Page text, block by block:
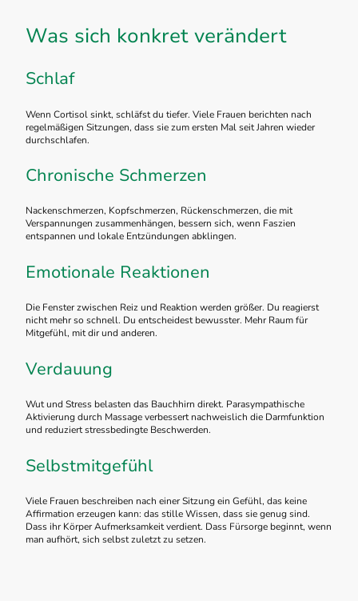
Was sich konkret verändert
Schlaf
Wenn Cortisol sinkt, schläfst du tiefer. Viele Frauen berichten nach
regelmäßigen Sitzungen, dass sie zum ersten Mal seit Jahren wieder
durchschlafen.
Chronische Schmerzen
Nackenschmerzen, Kopfschmerzen, Rückenschmerzen, die mit
Verspannungen zusammenhängen, bessern sich, wenn Faszien
entspannen und lokale Entzündungen abklingen.
Emotionale Reaktionen
Die Fenster zwischen Reiz und Reaktion werden größer. Du reagierst
nicht mehr so schnell. Du entscheidest bewusster. Mehr Raum für
Mitgefühl, mit dir und anderen.
Verdauung
Wut und Stress belasten das Bauchhirn direkt. Parasympathische
Aktivierung durch Massage verbessert nachweislich die Darmfunktion
und reduziert stressbedingte Beschwerden.
Selbstmitgefühl
Viele Frauen beschreiben nach einer Sitzung ein Gefühl, das keine
Affirmation erzeugen kann: das stille Wissen, dass sie genug sind.
Dass ihr Körper Aufmerksamkeit verdient. Dass Fürsorge beginnt, wenn
man aufhört, sich selbst zuletzt zu setzen.